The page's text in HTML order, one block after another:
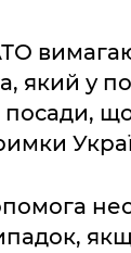
який у
посади,